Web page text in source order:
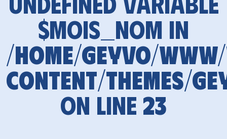
$mois_nom in
/home/geyvo/
content/themes/
on line 23